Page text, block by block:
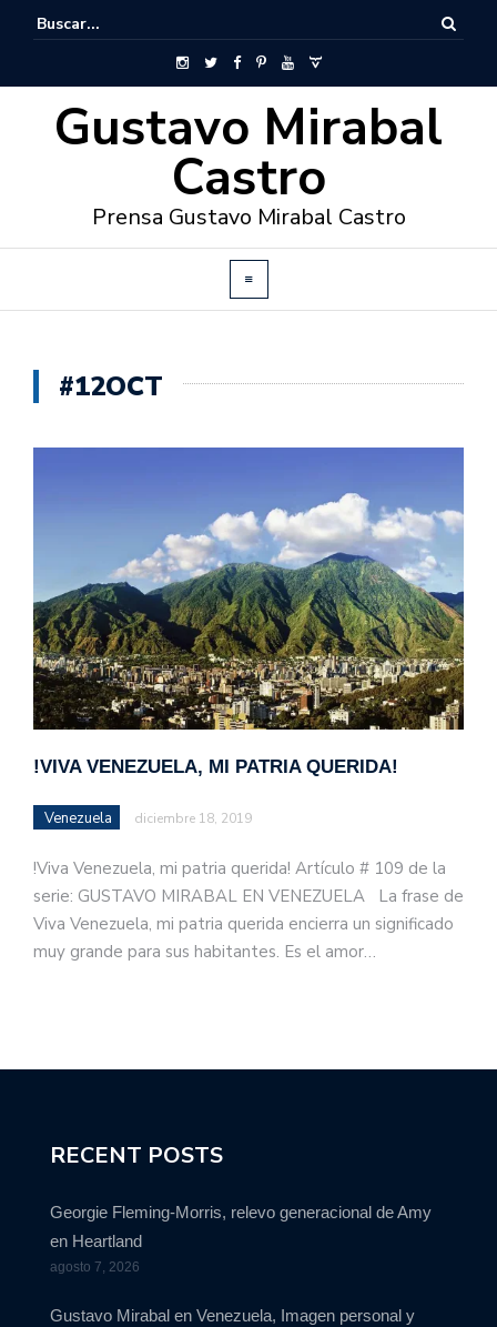
Gustavo Mirabal
Castro
Prensa Gustavo Mirabal Castro
#12OCT
!VIVA VENEZUELA, MI PATRIA QUERIDA!
Venezuela diciembre 18, 2019
!Viva Venezuela, mi patria querida! Artículo # 109 de la
serie: GUSTAVO MIRABAL EN VENEZUELA La frase de
Viva Venezuela, mi patria querida encierra un significado
muy grande para sus habitantes. Es el amor…
RECENT POSTS
Georgie Fleming-Morris, relevo generacional de Amy
en Heartland
agosto 7, 2026
Gustavo Mirabal en Venezuela, Imagen personal y